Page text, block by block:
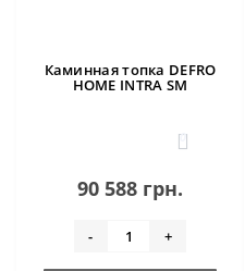
Каминная топка DEFRO
HOME INTRA SM
0
90 588 грн.
- +